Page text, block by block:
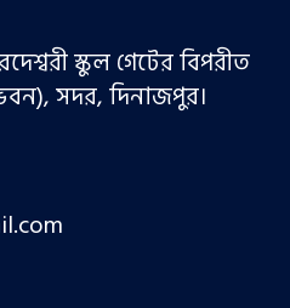
স্কুল গেটের বিপরীত
সদর, দিনাজপুর।